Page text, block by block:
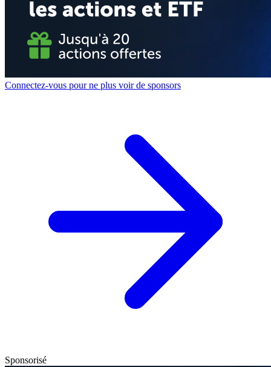
Connectez-vous pour ne plus voir de sponsors
Sponsorisé